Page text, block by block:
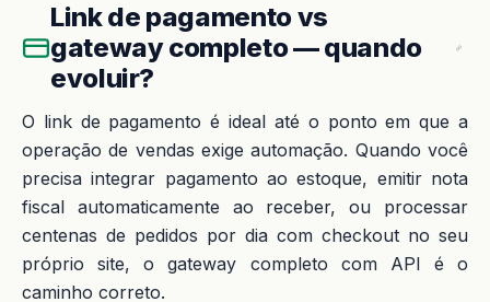
Link de pagamento vs
gateway completo — quando
evoluir?
O link de pagamento é ideal até o ponto em que a
operação de vendas exige automação. Quando você
precisa integrar pagamento ao estoque, emitir nota
fiscal automaticamente ao receber, ou processar
centenas de pedidos por dia com checkout no seu
próprio site, o gateway completo com API é o
caminho correto.